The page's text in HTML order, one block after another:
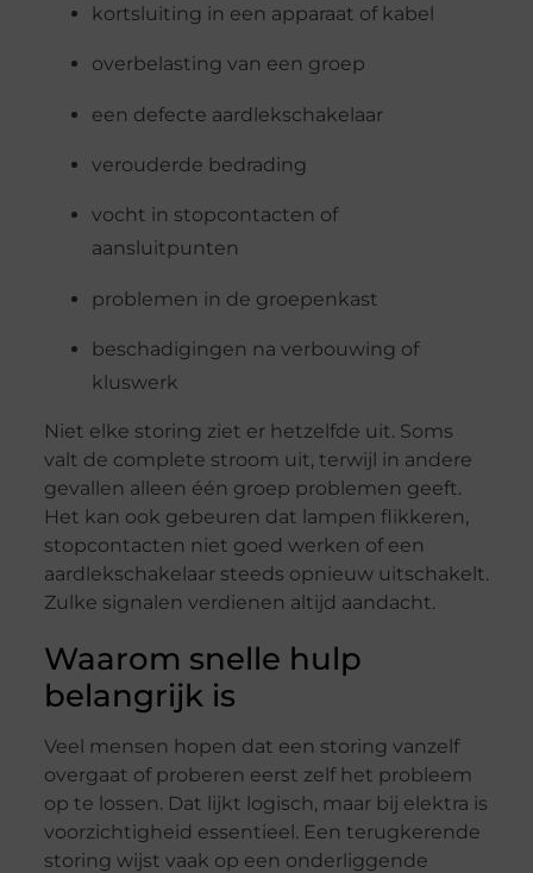
kortsluiting in een apparaat of kabel
overbelasting van een groep
een defecte aardlekschakelaar
verouderde bedrading
vocht in stopcontacten of
aansluitpunten
problemen in de groepenkast
beschadigingen na verbouwing of
kluswerk
Niet elke storing ziet er hetzelfde uit. Soms
valt de complete stroom uit, terwijl in andere
gevallen alleen één groep problemen geeft.
Het kan ook gebeuren dat lampen flikkeren,
stopcontacten niet goed werken of een
aardlekschakelaar steeds opnieuw uitschakelt.
Zulke signalen verdienen altijd aandacht.
Waarom snelle hulp
belangrijk is
Veel mensen hopen dat een storing vanzelf
overgaat of proberen eerst zelf het probleem
op te lossen. Dat lijkt logisch, maar bij elektra is
voorzichtigheid essentieel. Een terugkerende
storing wijst vaak op een onderliggende